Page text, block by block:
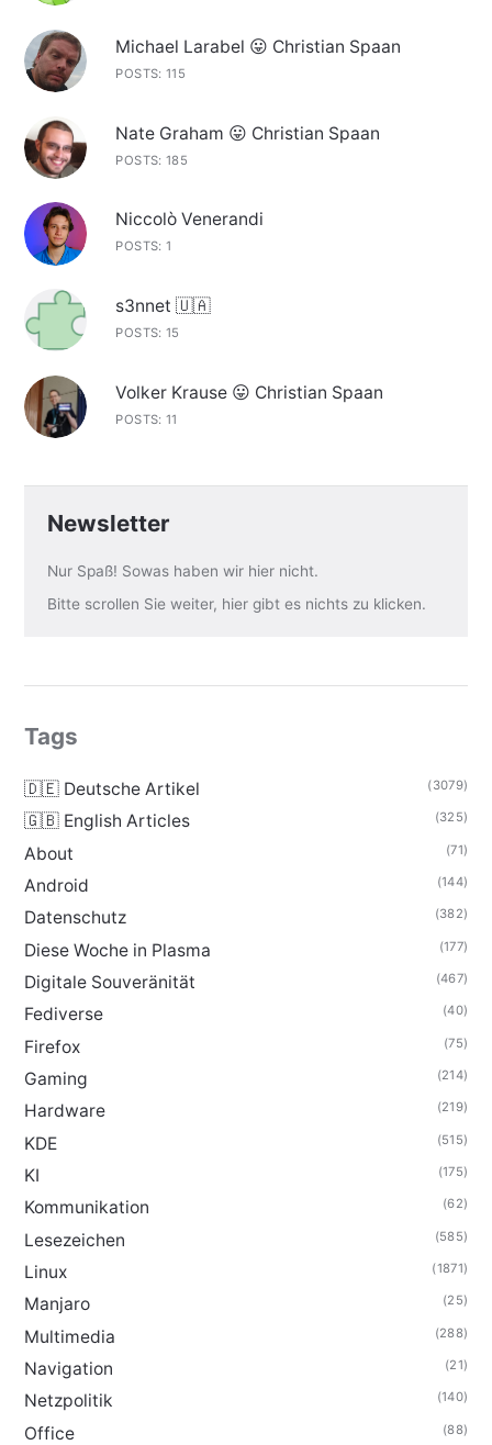
Michael Larabel 😛 Christian Spaan
POSTS: 115
Nate Graham 😛 Christian Spaan
POSTS: 185
Niccolò Venerandi
POSTS: 1
s3nnet 🇺🇦
POSTS: 15
Volker Krause 😛 Christian Spaan
POSTS: 11
Newsletter
Nur Spaß! Sowas haben wir hier nicht.
Bitte scrollen Sie weiter, hier gibt es nichts zu klicken.
Tags
🇩🇪 Deutsche Artikel (3079)
🇬🇧 English Articles (325)
About (71)
Android (144)
Datenschutz (382)
Diese Woche in Plasma (177)
Digitale Souveränität (467)
Fediverse (40)
Firefox (75)
Gaming (214)
Hardware (219)
KDE (515)
KI (175)
Kommunikation (62)
Lesezeichen (585)
Linux (1871)
Manjaro (25)
Multimedia (288)
Navigation (21)
Netzpolitik (140)
Office (88)